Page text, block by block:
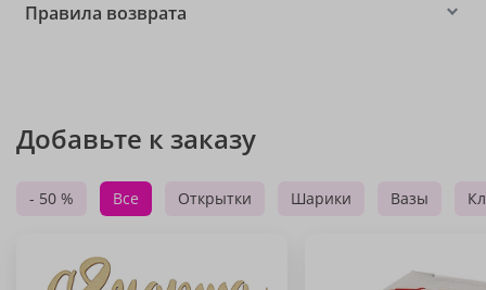
Правила возврата
Добавьте к заказу
- 50 % Все Открытки Шарики Вазы